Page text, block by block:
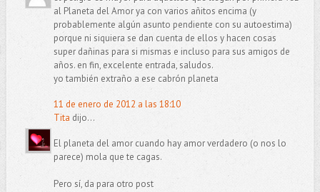
al Planeta del Amor ya con varios añitos encima (y
probablemente algún asunto pendiente con su autoestima)
porque ni siquiera se dan cuenta de ellos y hacen cosas
super dañinas para si mismas e incluso para sus amigos de
años. en fin, excelente entrada, saludos.
yo también extraño a ese cabrón planeta
11 de enero de 2012 a las 18:10
Tita dijo...
El planeta del amor cuando hay amor verdadero (o nos lo
parece) mola que te cagas.
Pero sí, da para otro post